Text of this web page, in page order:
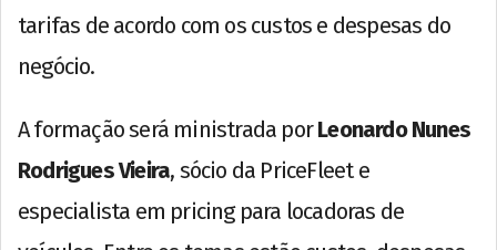
tarifas de acordo com os custos e despesas do
negócio.
A formação será ministrada porLeonardo Nunes
Rodrigues Vieira, sócio da PriceFleet e
especialista em pricing para locadoras de